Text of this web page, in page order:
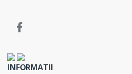
INFORMATII